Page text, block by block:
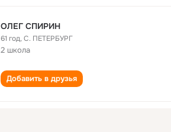
ОЛЕГ СПИРИН
61 год,С. ПЕТЕРБУРГ
2 школа
Добавить в друзья